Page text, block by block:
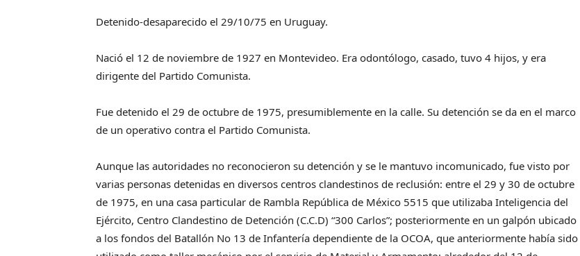
Detenido-desaparecido el 29/10/75 en Uruguay.
Nació el 12 de noviembre de 1927 en Montevideo. Era odontólogo, casado, tuvo 4 hijos, y era
dirigente del Partido Comunista.
Fue detenido el 29 de octubre de 1975, presumiblemente en la calle. Su detención se da en el marco
de un operativo contra el Partido Comunista.
Aunque las autoridades no reconocieron su detención y se le mantuvo incomunicado, fue visto por
varias personas detenidas en diversos centros clandestinos de reclusión: entre el 29 y 30 de octubre
de 1975, en una casa particular de Rambla República de México 5515 que utilizaba Inteligencia del
Ejército, Centro Clandestino de Detención (C.C.D) “300 Carlos”; posteriormente en un galpón ubicado
a los fondos del Batallón No 13 de Infantería dependiente de la OCOA, que anteriormente había sido